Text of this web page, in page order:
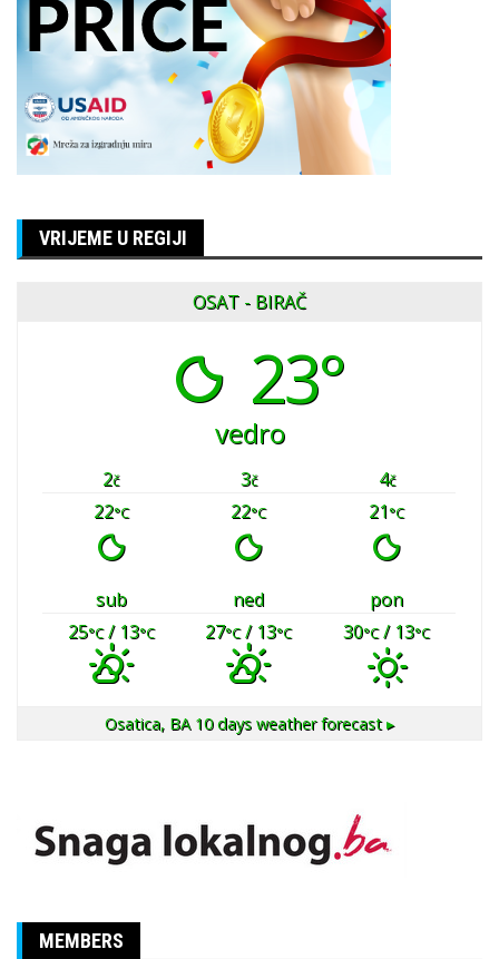
VRIJEME U REGIJI
OSAT - BIRAČ
23°
vedro
2č 3č 4č
22°C 22°C 21°C
sub ned
pon
25°C/ 13°C 27°C/ 13°C 30°C/ 13°C
Osatica, BA10 days weather forecast ▸
MEMBERS